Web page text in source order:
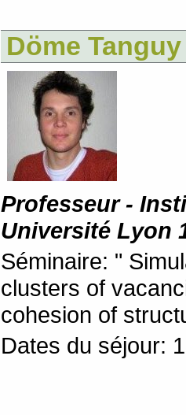
Döme Tanguy
Professeur -
Université Lyon
Séminaire: "
clusters of
cohesion of
Dates du séjour: